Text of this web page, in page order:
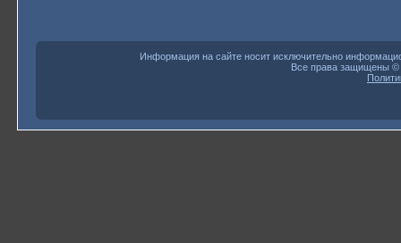
Информация на сайте носит исключительно
Все права защищены ©